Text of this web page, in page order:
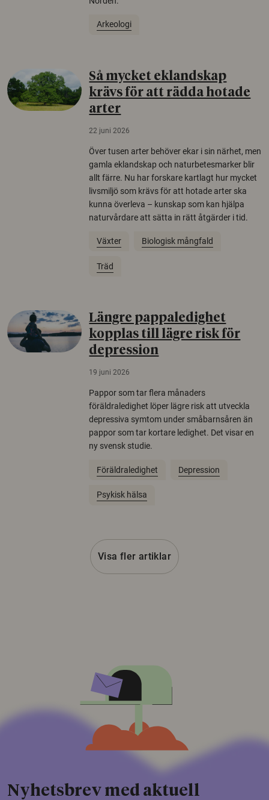
Arkeologi
Så mycket eklandskap
krävs för att rädda hotade
arter
22 juni 2026
Över tusen arter behöver ekar i sin närhet, men
gamla eklandskap och naturbetesmarker blir
allt färre. Nu har forskare kartlagt hur mycket
livsmiljö som krävs för att hotade arter ska
kunna överleva – kunskap som kan hjälpa
naturvårdare att sätta in rätt åtgärder i tid.
Växter Biologisk mångfald
Träd
Längre pappaledighet
kopplas till lägre risk för
depression
19 juni 2026
Pappor som tar flera månaders
föräldraledighet löper lägre risk att utveckla
depressiva symtom under småbarnsåren än
pappor som tar kortare ledighet. Det visar en
ny svensk studie.
Föräldraledighet Depression
Psykisk hälsa
Visa fler artiklar
Nyhetsbrev med aktuell